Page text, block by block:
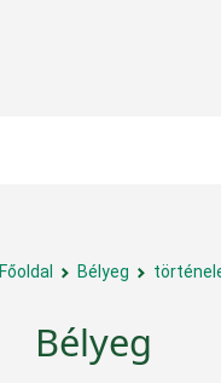
Főoldal Bélyeg
Bélyeg